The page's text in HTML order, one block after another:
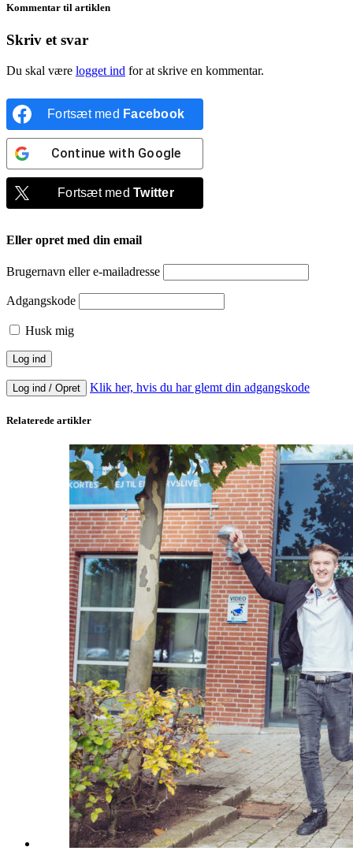
Kommentar til artiklen
Skriv et svar
Du skal være logget ind for at skrive en kommentar.
Fortsæt med Facebook
Continue with Google
Fortsæt medTwitter
Eller opret med din email
Brugernavn eller e-mailadresse
Adgangskode
Husk mig
Log ind / Opret Klik her, hvis du har glemt din adgangskode
Relaterede artikler